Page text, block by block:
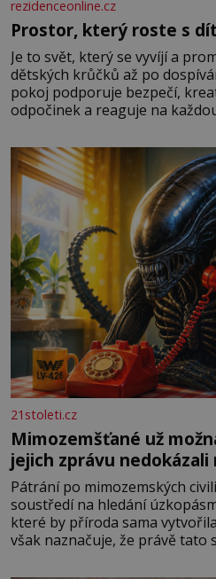
rezidenceonline.cz
Prostor, který roste s
Je to svět, který se vyvíjí a
dětských krůčků až po
pokoj podporuje bezpečí,
odpočinek a reaguje na
měkkost a bezpečí, proto by
především klidně a útulně.
21stoleti.cz
Mimozemšťané už
jejich zprávu
Pátrání po mimozemských
soustředí na hledání
které by příroda sama
však naznačuje, že právě tato